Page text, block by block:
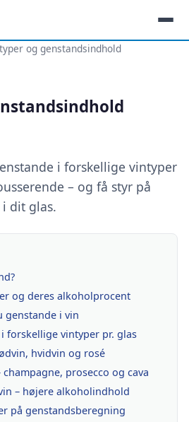
og genstandsindhold
i forskellige vintyper
– og få styr på
dit glas.
og deres alkoholprocent
genstande i vin
forskellige vintyper pr. glas
hvidvin og rosé
prosecco og cava
– højere alkoholindhold
på genstandsberegning